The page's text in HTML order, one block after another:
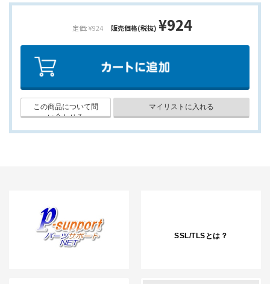
定価: ¥924 販売価格(税抜) ¥924
SSL/TLSとは？